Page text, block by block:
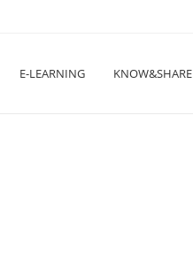
E-LEARNING KNOW&SHARE